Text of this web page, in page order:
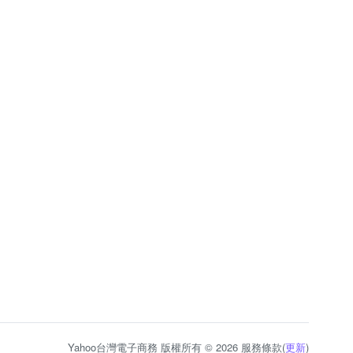
Yahoo台灣電子商務 版權所有 © 2026 服務條款(更新)